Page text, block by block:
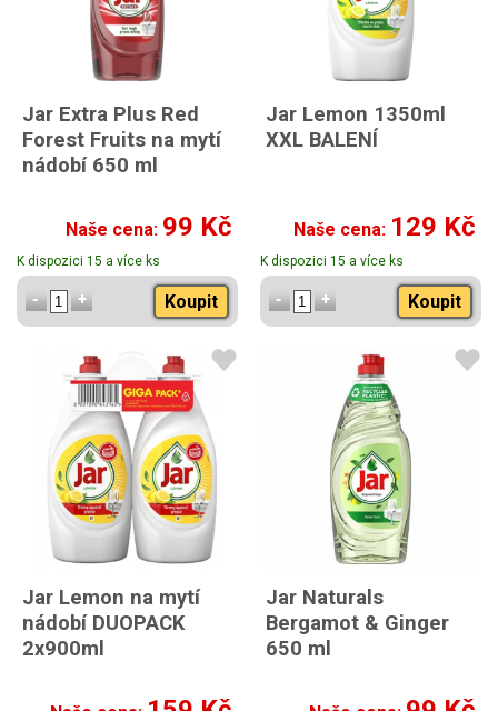
Jar Extra Plus Red
Forest Fruits na mytí
nádobí 650 ml
Naše cena: 99 Kč
K dispozici 15 a více ks
Koupit
Jar Lemon 1350ml
XXL BALENÍ
Naše cena: 129 Kč
K dispozici 15 a více ks
Koupit
Jar Lemon na mytí
nádobí DUOPACK
2x900ml
Jar Naturals
Bergamot & Ginger
650 ml